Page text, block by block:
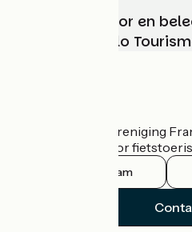
Kies, bereid voor en
met France Vélo
De nationale vereniging
officiële gids voor
Instagram